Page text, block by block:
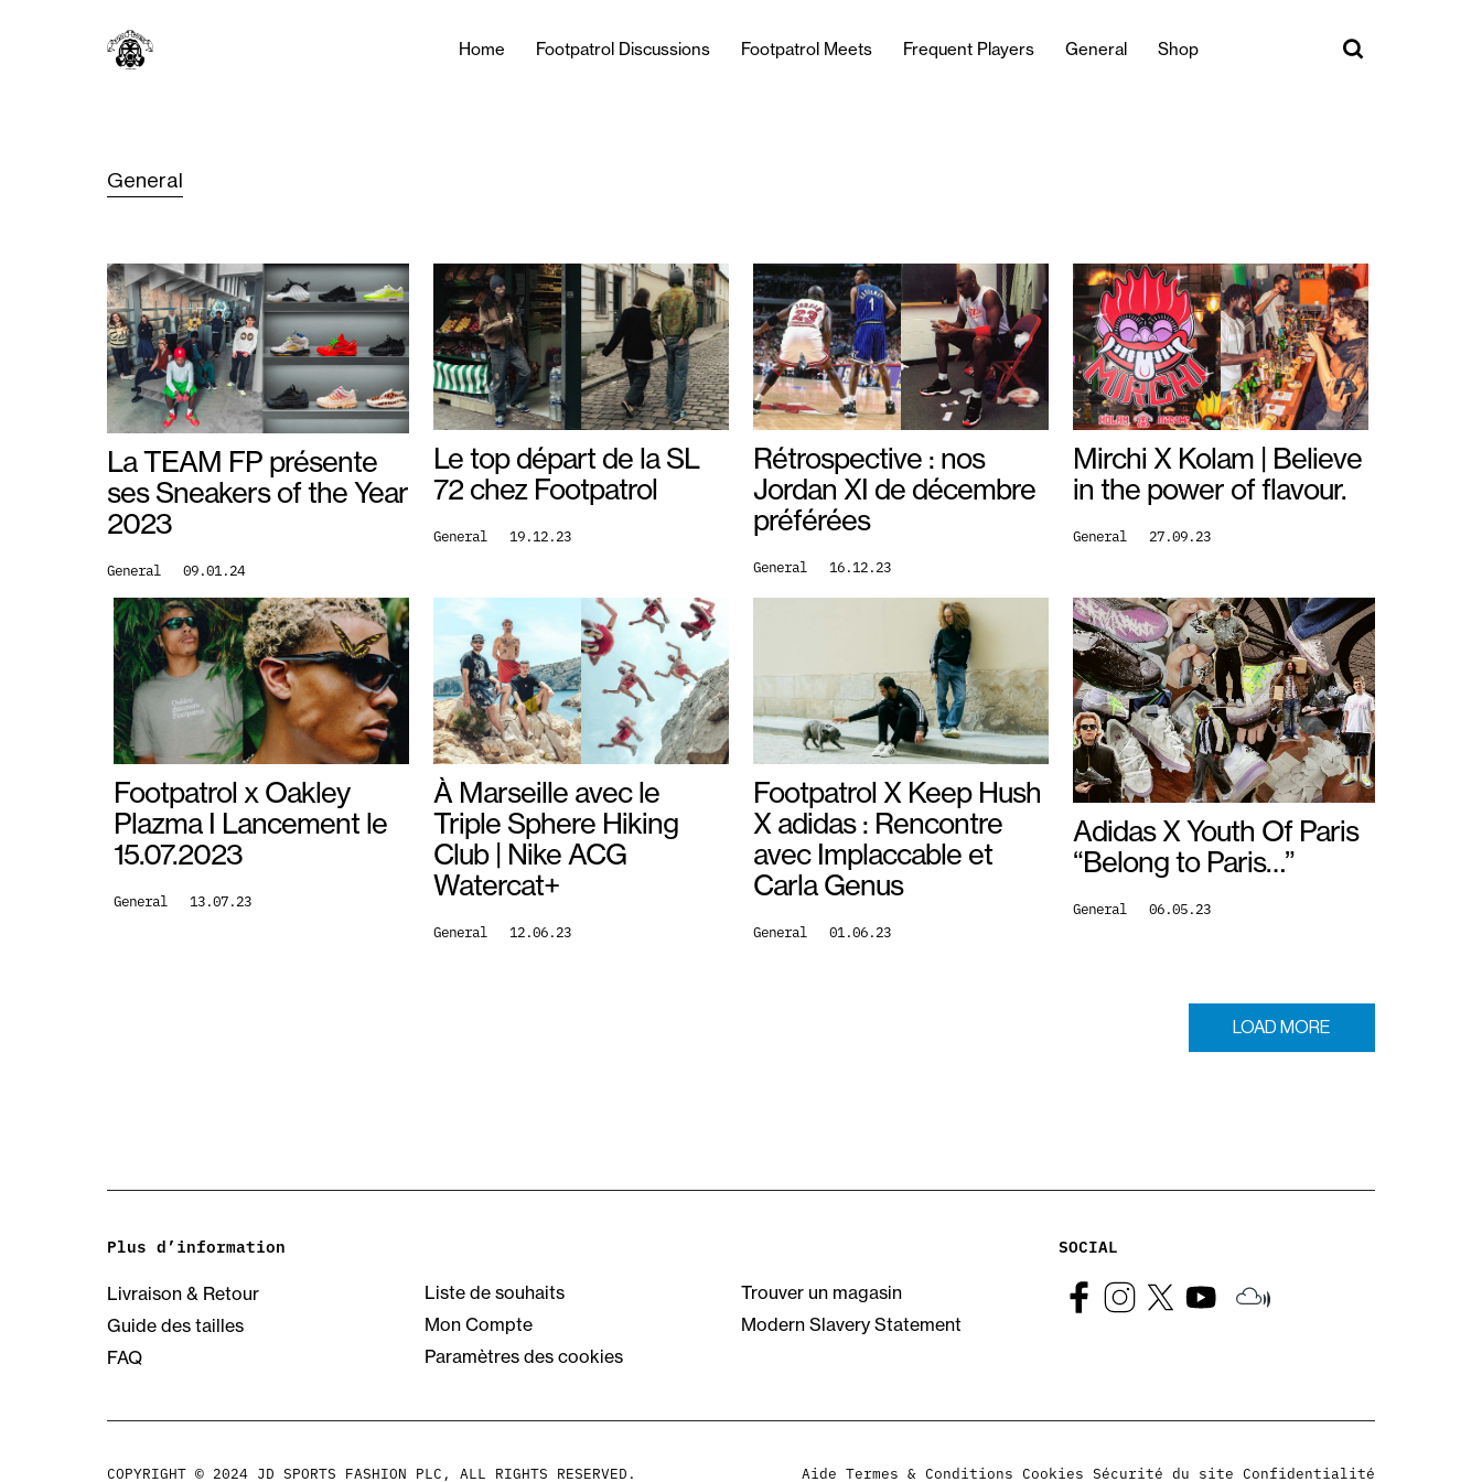
Home Footpatrol Discussions Footpatrol Meets Frequent Players General Shop
General
La TEAM FP présente
ses Sneakers of the Year
2023
General 09.01.24
Le top départ de la SL
72 chez Footpatrol
General 19.12.23
Rétrospective : nos
Jordan XI de décembre
préférées
General 16.12.23
Mirchi X Kolam | Believe
in the power of flavour.
General 27.09.23
Footpatrol x Oakley
Plazma I Lancement le
15.07.2023
General 13.07.23
À Marseille avec le
Triple Sphere Hiking
Club | Nike ACG
Watercat+
General 12.06.23
Footpatrol X Keep Hush
X adidas : Rencontre
avec Implaccable et
Carla Genus
General 01.06.23
Adidas X Youth Of Paris
“Belong to Paris…”
General 06.05.23
LOAD MORE
Plus d’information
Livraison & Retour
Guide des tailles
FAQ
Liste de souhaits
Mon Compte
Paramètres des cookies
Trouver un magasin
Modern Slavery Statement
SOCIAL
COPYRIGHT © 2024 JD SPORTS FASHION PLC, ALL RIGHTS RESERVED. Aide Termes & Conditions Cookies Sécurité du site Confidentialité